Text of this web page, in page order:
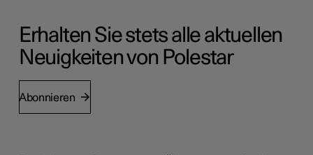
Erhalten Sie stets alle aktuellen
Neuigkeiten von Polestar
Abonnieren